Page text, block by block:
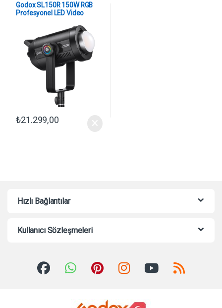
Godox SL150R 150W RGB
Profesyonel LED Video
₺21.299,00
Hızlı Bağlantılar
Kullanıcı Sözleşmeleri